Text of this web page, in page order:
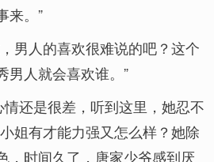
来。”
男人的喜欢很难说的吧？这个
男人就会喜欢谁。”
情还是很差，听到这里，她忍不
姐有才能力强又怎么样？她除
，时间久了，唐家少爷感到厌